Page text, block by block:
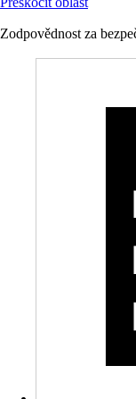
Zodpovědnost za